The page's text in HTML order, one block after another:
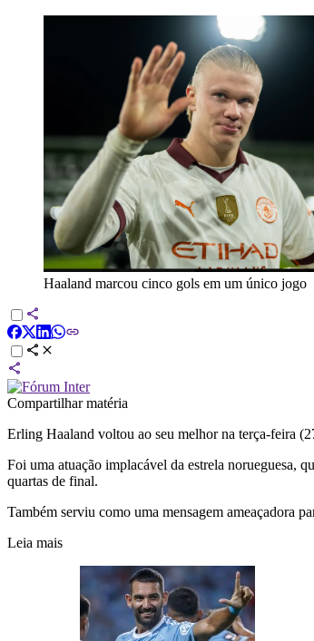
Haaland marcou cinco gols em um único jogo
Compartilhar matéria
Erling Haaland voltou ao seu melhor na terça-feira
Foi uma atuação implacável da estrela norueguesa,
quartas de final.
Também serviu como uma mensagem ameaçadora
Leia mais